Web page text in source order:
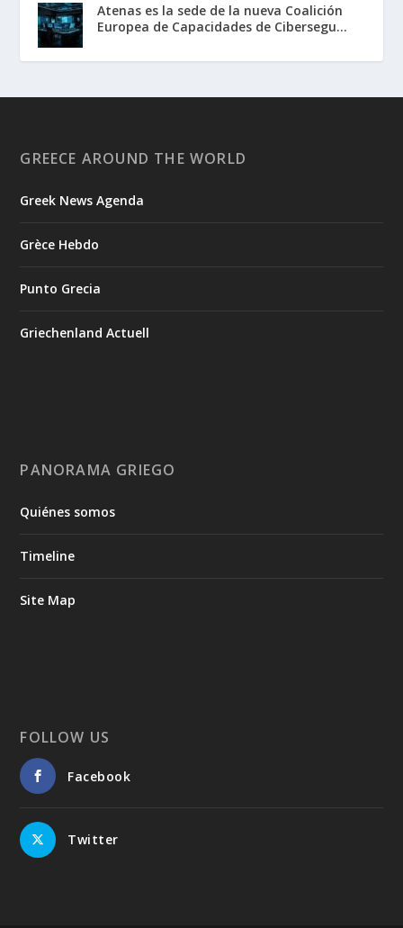
Atenas es la sede de la nueva Coalición
Europea de Capacidades de Cibersegu...
GREECE AROUND THE WORLD
Greek News Agenda
Grèce Hebdo
Punto Grecia
Griechenland Actuell
PANORAMA GRIEGO
Quiénes somos
Timeline
Site Map
FOLLOW US
Facebook
Twitter